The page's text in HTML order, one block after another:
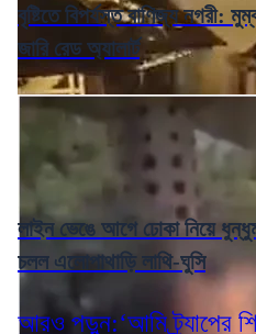
বৃষ্টিতে বিপর্যস্ত বাণিজ্য নগরী:
জারি রেড অ্যালার্ট
লাইন ভেঙে আগে ঢোকা নিয়ে
চলল এলোপাথাড়ি লাথি-ঘুসি
আরও পড়ুন:‘আমি ট্র্যাপের